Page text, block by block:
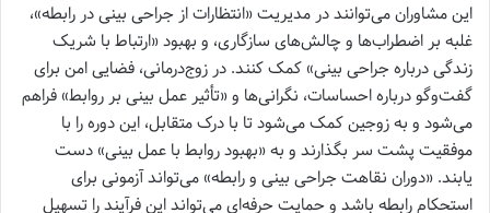
این مشاوران می‌توانند در مدیریت «انتظارات از جراحی بینی در رابطه»،
غلبه بر اضطراب‌ها و چالش‌های سازگاری، و بهبود «ارتباط با شریک
زندگی درباره جراحی بینی» کمک کنند. در زوج‌درمانی، فضایی امن برای
گفت‌وگو درباره احساسات، نگرانی‌ها و «تأثیر عمل بینی بر روابط» فراهم
می‌شود و به زوجین کمک می‌شود تا با درک متقابل، این دوره را با
موفقیت پشت سر بگذارند و به «بهبود روابط با عمل بینی» دست
یابند. «دوران نقاهت جراحی بینی و رابطه» می‌تواند آزمونی برای
استحکام رابطه باشد و حمایت حرفه‌ای می‌تواند این فرآیند را تسهیل